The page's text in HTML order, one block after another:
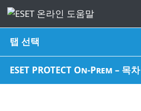
탭 선택
ESET PROTECT On-Prem – 목차